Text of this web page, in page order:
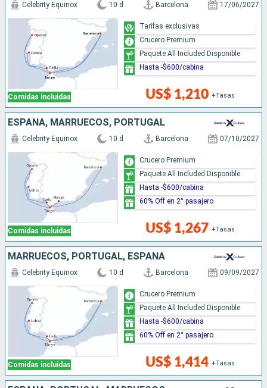
Comidas incluidas
Celebrity Equinox 10 d Barcelona 17/06/2027
US$ 1,210 +Tasas
Tarifas exclusivas
Crucero Premium
Paquete All Included Disponible
Hasta -$600/cabina
ESPAÑA, MARRUECOS, PORTUGAL
Comidas incluidas
Celebrity Equinox 10 d Barcelona 07/10/2027
US$ 1,267 +Tasas
Crucero Premium
Paquete All Included Disponible
Hasta -$600/cabina
60% Off en 2° pasajero
MARRUECOS, PORTUGAL, ESPAÑA
Comidas incluidas
Celebrity Equinox 10 d Barcelona 09/09/2027
US$ 1,414 +Tasas
Crucero Premium
Paquete All Included Disponible
Hasta -$600/cabina
60% Off en 2° pasajero